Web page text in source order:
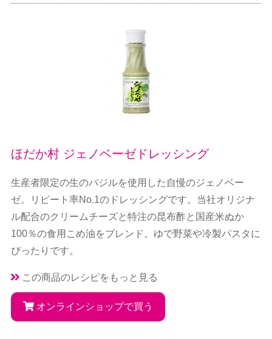
ほだか村 ジェノベーゼドレッシング
生産者限定の生のバジルを使用した自慢のジェノベー
ゼ。リピート率No.1のドレッシングです。当社オリジナ
ル配合のクリームチーズと特注の昆布酢と国産米ぬか
100％の食用こめ油をブレンド。ゆで野菜や冷製パスタに
ぴったりです。
この商品のレシピをもっと見る
オンラインショップで買う